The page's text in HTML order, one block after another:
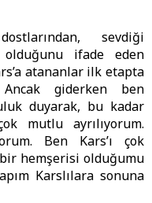
sevdiği
olduğunu ifade eden
atananlar ilk etapta
Ancak giderken ben
duyarak, bu kadar
mutlu ayrılıyorum.
Ben Kars’ı çok
hemşerisi olduğumu
Karslılara sonuna